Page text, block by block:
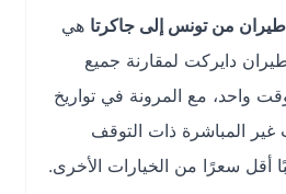
تونس إلى جاكرتاهي
لمقارنة جميع
مع المرونة في تواريخ
ذات التوقف
سعرًا من الخيارات الأخرى.